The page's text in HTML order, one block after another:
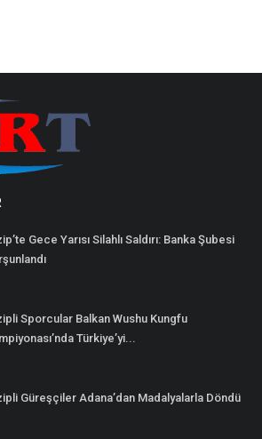
Gece Yarısı Silahlı Saldırı: Banka Şubesi
Sporcular Balkan Wushu Kungfu
Türkiye’yi...
Güreşçiler Adana’dan Madalyalarla Döndü